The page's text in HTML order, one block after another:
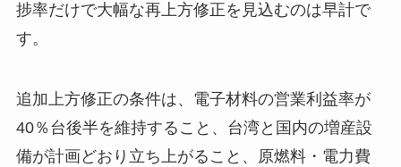
捗率だけで大幅な再上方修正を見込むのは早計で
す。
追加上方修正の条件は、電子材料の営業利益率が
40％台後半を維持すること、台湾と国内の増産設
備が計画どおり立ち上がること、原燃料・電力費